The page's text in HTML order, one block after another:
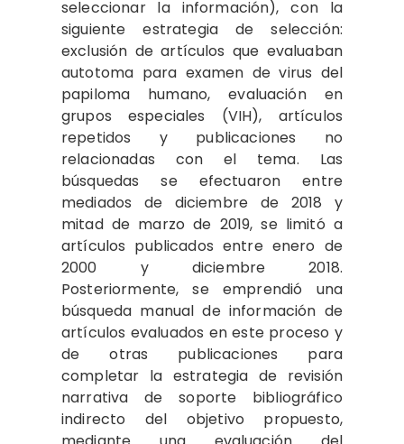
seleccionar la información), con la
siguiente estrategia de selección:
exclusión de artículos que evaluaban
autotoma para examen de virus del
papiloma humano, evaluación en
grupos especiales (VIH), artículos
repetidos y publicaciones no
relacionadas con el tema. Las
búsquedas se efectuaron entre
mediados de diciembre de 2018 y
mitad de marzo de 2019, se limitó a
artículos publicados entre enero de
2000 y diciembre 2018.
Posteriormente, se emprendió una
búsqueda manual de información de
artículos evaluados en este proceso y
de otras publicaciones para
completar la estrategia de revisión
narrativa de soporte bibliográfico
indirecto del objetivo propuesto,